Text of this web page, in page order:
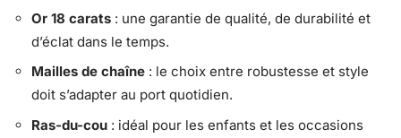
Or 18 carats : une garantie de qualité, de durabilité et
d’éclat dans le temps.
Mailles de chaîne : le choix entre robustesse et style
doit s’adapter au port quotidien.
Ras-du-cou : idéal pour les enfants et les occasions